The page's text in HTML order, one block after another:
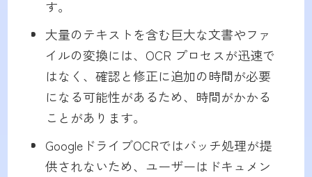
す。
大量のテキストを含む巨大な文書やファ
イルの変換には、OCR プロセスが迅速で
はなく、確認と修正に追加の時間が必要
になる可能性があるため、時間がかかる
ことがあります。
GoogleドライブOCRではバッチ処理が提
供されないため、ユーザーはドキュメン